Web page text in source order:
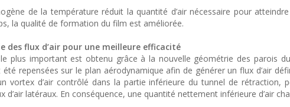
de la température réduit la quantité d’air nécessaire pour
la qualité de formation du film est améliorée.
des flux d’air pour une meilleure efficacité
le plus important est obtenu grâce à la nouvelle géométrie des parois
été repensées sur le plan aérodynamique afin de générer un flux d’air
vortex d’air contrôlé dans la partie inférieure du tunnel de rétraction,
d’air latéraux. En conséquence, une quantité nettement inférieure d’air